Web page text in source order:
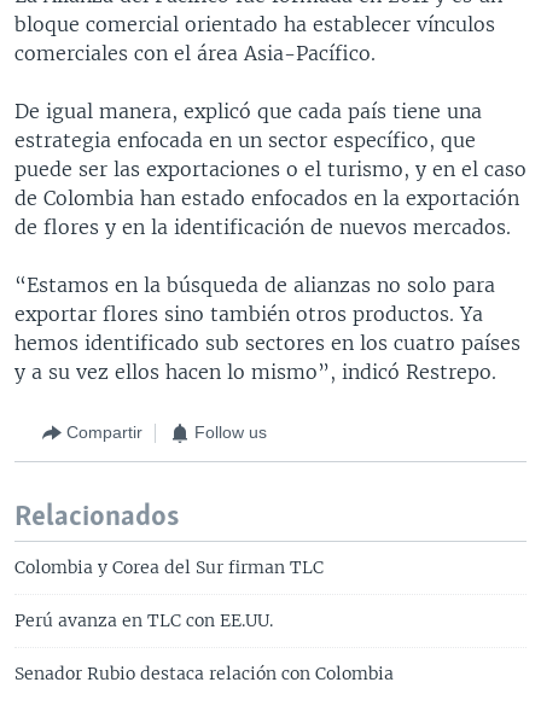
bloque comercial orientado ha establecer vínculos
comerciales con el área Asia-Pacífico.
De igual manera, explicó que cada país tiene una
estrategia enfocada en un sector específico, que
puede ser las exportaciones o el turismo, y en el caso
de Colombia han estado enfocados en la exportación
de flores y en la identificación de nuevos mercados.
“Estamos en la búsqueda de alianzas no solo para
exportar flores sino también otros productos. Ya
hemos identificado sub sectores en los cuatro países
y a su vez ellos hacen lo mismo”, indicó Restrepo.
Compartir Follow us
Relacionados
Colombia y Corea del Sur firman TLC
Perú avanza en TLC con EE.UU.
Senador Rubio destaca relación con Colombia